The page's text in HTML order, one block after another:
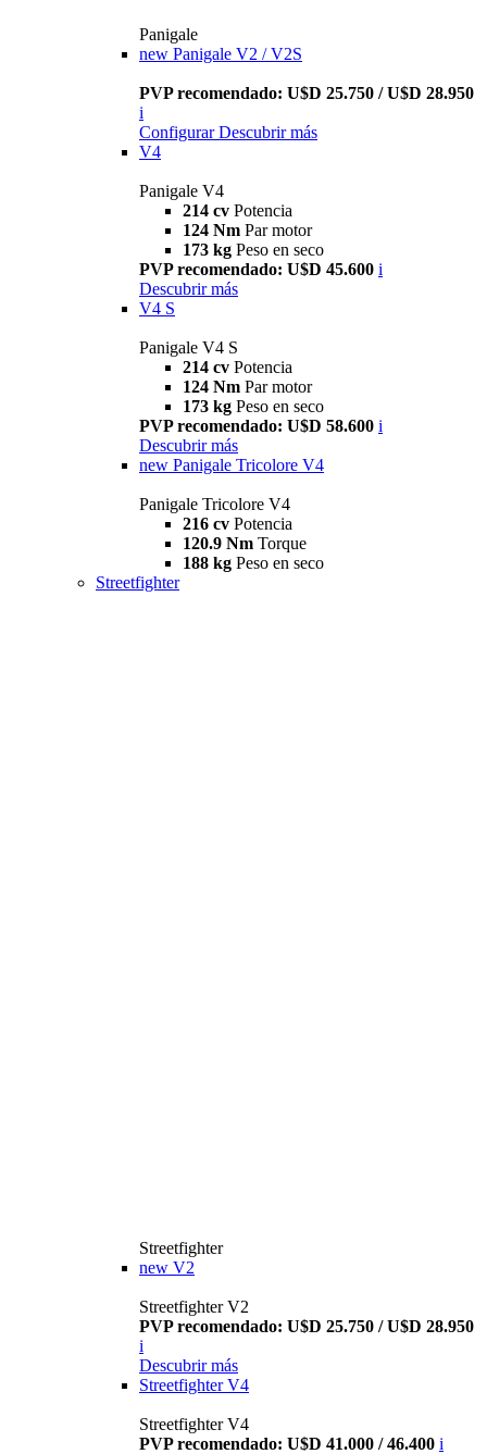
Panigale
new Panigale V2 / V2S
PVP recomendado: U$D 25.750 / U$D 28.950
i
Configurar Descubrir más
V4
Panigale V4
214 cv Potencia
124 Nm Par motor
173 kg Peso en seco
PVP recomendado: U$D 45.600 i
Descubrir más
V4 S
Panigale V4 S
214 cv Potencia
124 Nm Par motor
173 kg Peso en seco
PVP recomendado: U$D 58.600 i
Descubrir más
new Panigale Tricolore V4
Panigale Tricolore V4
216 cv Potencia
120.9 Nm Torque
188 kg Peso en seco
Streetfighter
Streetfighter
new V2
Streetfighter V2
PVP recomendado: U$D 25.750 / U$D 28.950
i
Descubrir más
Streetfighter V4
Streetfighter V4
PVP recomendado: U$D 41.000 / 46.400 i